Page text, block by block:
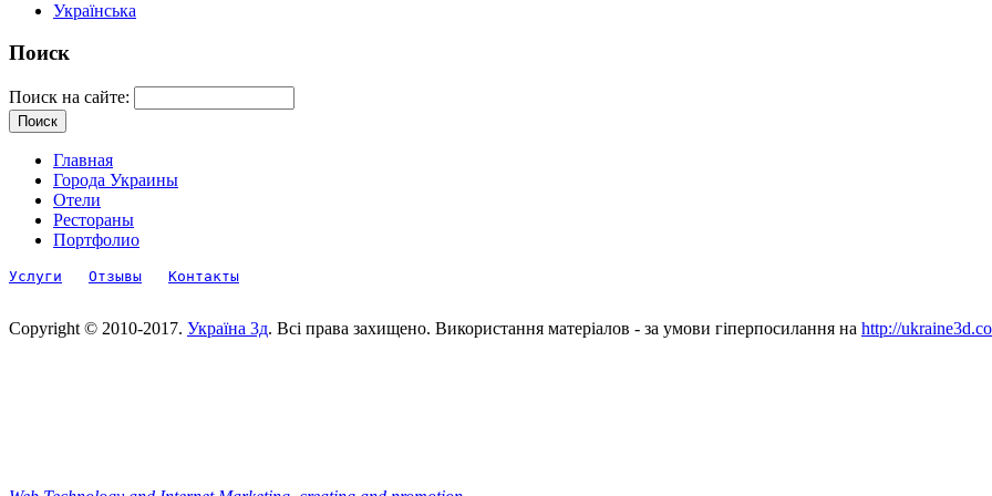
Українська
Поиск
Поиск на сайте:
Главная
Города Украины
Отели
Рестораны
Портфолио
Услуги Отзывы Контакты
Copyright © 2010-2017. Україна 3д. Всі права захищено. Використання матеріалов - за умови гіперпосилання на http://